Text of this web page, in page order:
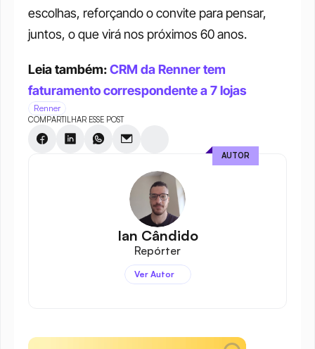
escolhas, reforçando o convite para pensar,
juntos, o que virá nos próximos 60 anos.
Leia também: CRM da Renner tem
faturamento correspondente a 7 lojas
Renner
COMPARTILHAR ESSE POST
Ian Cândido
Repórter
Ver Autor
AUTOR